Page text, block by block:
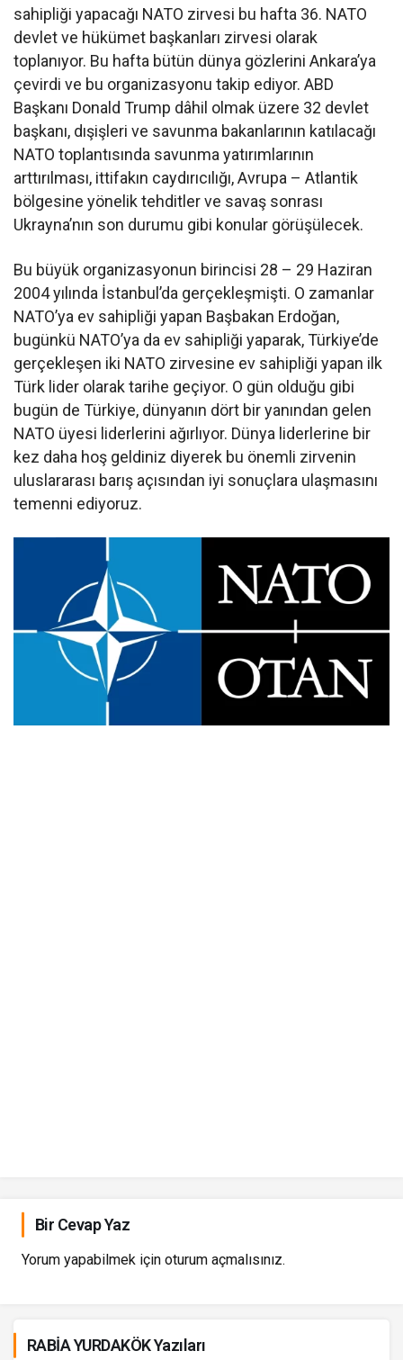
sahipliği yapacağı NATO zirvesi bu hafta 36. NATO
devlet ve hükümet başkanları zirvesi olarak
toplanıyor. Bu hafta bütün dünya gözlerini Ankara’ya
çevirdi ve bu organizasyonu takip ediyor. ABD
Başkanı Donald Trump dâhil olmak üzere 32 devlet
başkanı, dışişleri ve savunma bakanlarının katılacağı
NATO toplantısında savunma yatırımlarının
arttırılması, ittifakın caydırıcılığı, Avrupa – Atlantik
bölgesine yönelik tehditler ve savaş sonrası
Ukrayna’nın son durumu gibi konular görüşülecek.
Bu büyük organizasyonun birincisi 28 – 29 Haziran
2004 yılında İstanbul’da gerçekleşmişti. O zamanlar
NATO’ya ev sahipliği yapan Başbakan Erdoğan,
bugünkü NATO’ya da ev sahipliği yaparak, Türkiye’de
gerçekleşen iki NATO zirvesine ev sahipliği yapan ilk
Türk lider olarak tarihe geçiyor. O gün olduğu gibi
bugün de Türkiye, dünyanın dört bir yanından gelen
NATO üyesi liderlerini ağırlıyor. Dünya liderlerine bir
kez daha hoş geldiniz diyerek bu önemli zirvenin
uluslararası barış açısından iyi sonuçlara ulaşmasını
temenni ediyoruz.
Bir Cevap Yaz
Yorum yapabilmek için oturum açmalısınız.
RABİA YURDAKÖK Yazıları